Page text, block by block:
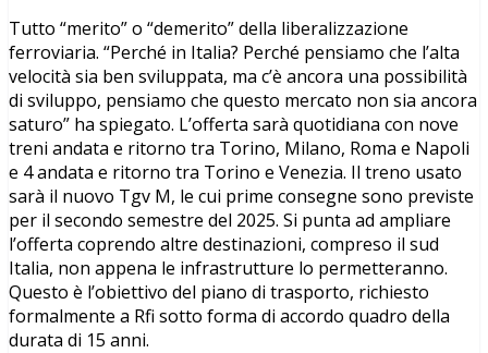
Tutto “merito” o “demerito” della liberalizzazione
ferroviaria. “Perché in Italia? Perché pensiamo che l’alta
velocità sia ben sviluppata, ma c’è ancora una possibilità
di sviluppo, pensiamo che questo mercato non sia ancora
saturo” ha spiegato. L’offerta sarà quotidiana con nove
treni andata e ritorno tra Torino, Milano, Roma e Napoli
e 4 andata e ritorno tra Torino e Venezia. Il treno usato
sarà il nuovo Tgv M, le cui prime consegne sono previste
per il secondo semestre del 2025. Si punta ad ampliare
l’offerta coprendo altre destinazioni, compreso il sud
Italia, non appena le infrastrutture lo permetteranno.
Questo è l’obiettivo del piano di trasporto, richiesto
formalmente a Rfi sotto forma di accordo quadro della
durata di 15 anni.